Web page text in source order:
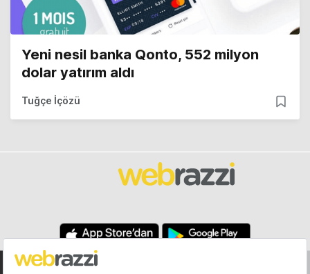
Yeni nesil banka Qonto, 552 milyon
dolar yatırım aldı
Tuğçe İçözü